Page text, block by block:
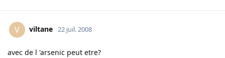
V viltane 22 juil. 2008
avec de l 'arsenic peut etre?